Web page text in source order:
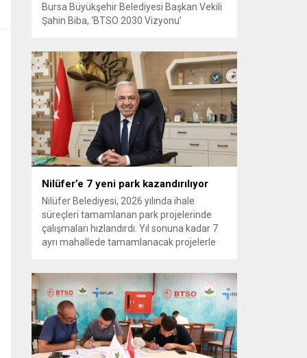
Bursa Büyükşehir Belediyesi Başkan Vekili
Şahin Biba, ‘BTSO 2030 Vizyonu’
programında, “Bursa’mızın ulaşım ve
turizm master planlarını vatandaşlarımızın
konforunu ve güvenliğini esas alarak
hazırlıyoruz. Çevre düzeni planı
çalışmalarımızı da şehrimizin gelecek
yıllardaki gelişimini bütüncül bir anlayışla
yönlendirecek şekilde sürdürüyoruz. KOBİ
OSB de...
Nilüfer’e 7 yeni park kazandırılıyor
Nilüfer Belediyesi, 2026 yılında ihale
süreçleri tamamlanan park projelerinde
çalışmaları hızlandırdı. Yıl sonuna kadar 7
ayrı mahallede tamamlanacak projelerle
Belediyesi, ilçe genelinde kişi başına düşen
yeşil alan miktarını artırmak ve
vatandaşlara yeni yaşam alanları sunmak
amacıyla yürüttüğü park çalışmalarını
sürdürüyor....